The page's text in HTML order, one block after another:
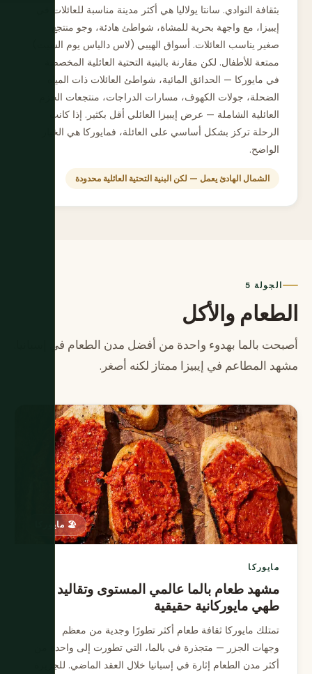
بثقافة النوادي. سانتا يولاليا هي أكثر مدينة مناسبة للعائلات في
إيبيزا، مع واجهة بحرية للمشاة، شواطئ هادئة، وجو منتجع
صغير يناسب العائلات. أسواق الهيبي (لاس دالياس يوم السبت)
ممتعة للأطفال. لكن مقارنة بالبنية التحتية العائلية المخصصة
في مايوركا — الحدائق المائية، شواطئ العائلات ذات المياه
الضحلة، جولات الكهوف، مسارات الدراجات، منتجعات الحزم
العائلية الشاملة — عرض إيبيزا العائلي أقل بكثير. إذا كانت
الرحلة تركز بشكل أساسي على العائلة، فمايوركا هي الخيار
الواضح.
الشمال الهادئ يعمل — لكن البنية التحتية العائلية محدودة
الجولة 5
الطعام والأكل
أصبحت بالما بهدوء واحدة من أفضل مدن الطعام في إسبانيا.
مشهد المطاعم في إيبيزا ممتاز لكنه أصغر.
🏖️ مايوركا
مايوركا
مشهد طعام بالما عالمي المستوى وتقاليد
طهي مايوركانية حقيقية
تمتلك مايوركا ثقافة طعام أكثر تطورًا وجدية من معظم
وجهات الجزر — متجذرة في بالما، التي تطورت إلى واحدة من
أكثر مدن الطعام إثارة في إسبانيا خلال العقد الماضي. للجزيرة